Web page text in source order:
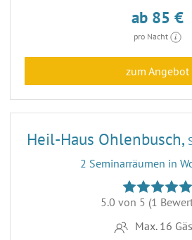
ab 85 €
pro Nacht
zum Angebot
30
Heil-Haus Ohlenbusch,
2 Seminarräumen in
5.0 von 5 (1
Max. 16